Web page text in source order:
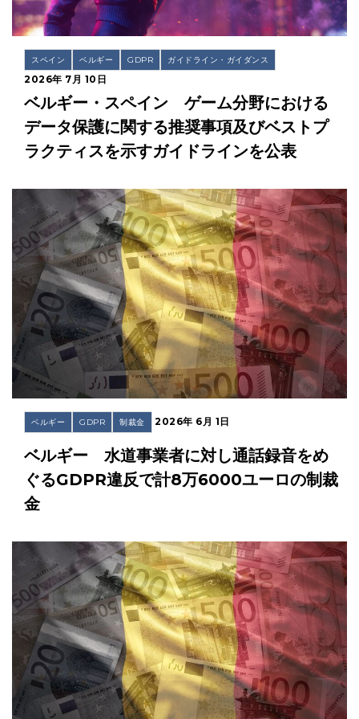
スペイン ベルギー GDPR ガイドライン・ガイダンス
2026年 7月 10日
ベルギー・スペイン ゲーム分野における
データ保護に関する推奨事項及びベストプ
ラクティスを示すガイドラインを公表
ベルギー GDPR 制裁金 2026年 6月 1日
ベルギー 水道事業者に対し通話録音をめ
ぐるGDPR違反で計8万6000ユーロの制裁
金